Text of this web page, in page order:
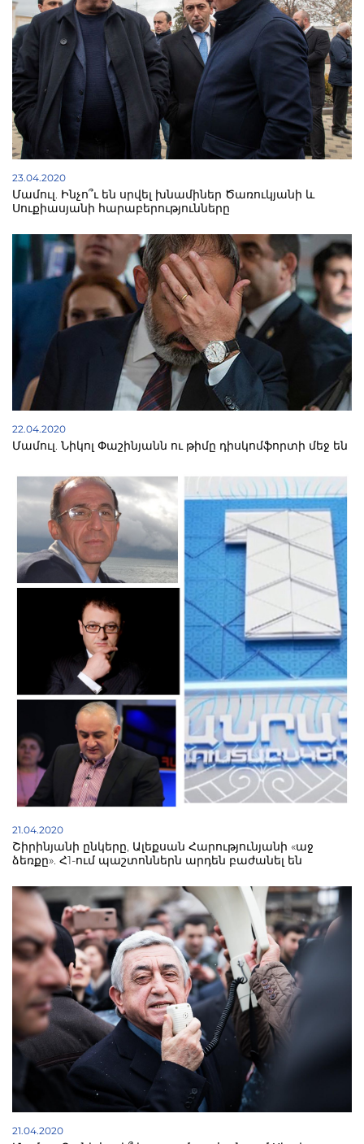
23.04.2020
Մամուլ. Ինչո՞ւ են սրվել խնամիներ Ծառուկյանի և
Սուքիասյանի հարաբերությունները
22.04.2020
Մամուլ. Նիկոլ Փաշինյանն ու թիմը դիսկոմֆորտի մեջ են
21.04.2020
Շիրինյանի ընկերը, Ալեքսան Հարությունյանի «աջ
ձեռքը». Հ1-ում պաշտոններն արդեն բաժանել են
21.04.2020